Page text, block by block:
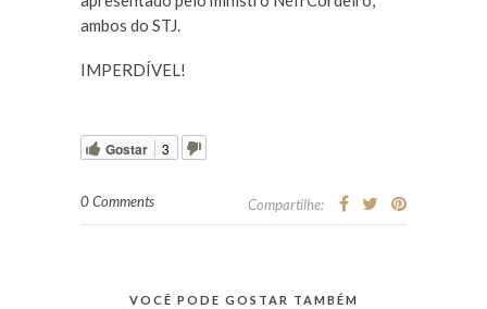
ambos do STJ.
IMPERDÍVEL!
Gostar 3
0 Comments Compartilhe:
VOCÊ PODE GOSTAR TAMBÉM